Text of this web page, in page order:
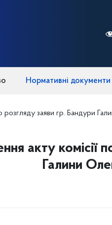
Нормативні документи
розгляду заяви гр. Бандури
акту комісії
Галини